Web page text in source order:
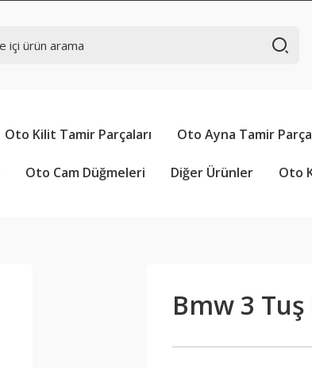
Oto Kilit Tamir Parçaları Oto Ayna Tamir
Oto Cam Düğmeleri Diğer Ürünler Oto
Bmw 3